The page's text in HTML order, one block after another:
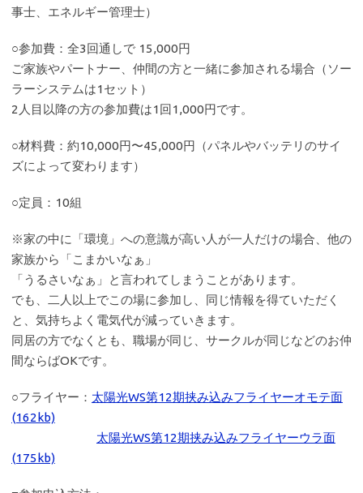
事士、エネルギー管理士）
○参加費：全3回通しで 15,000円
ご家族やパートナー、仲間の方と一緒に参加される場合（ソー
ラーシステムは1セット）
2人目以降の方の参加費は1回1,000円です。
○材料費：約10,000円〜45,000円（パネルやバッテリのサイ
ズによって変わります）
○定員：10組
※家の中に「環境」への意識が高い人が一人だけの場合、他の
家族から「こまかいなぁ」
「うるさいなぁ」と言われてしまうことがあります。
でも、二人以上でこの場に参加し、同じ情報を得ていただく
と、気持ちよく電気代が減っていきます。
同居の方でなくとも、職場が同じ、サークルが同じなどのお仲
間ならばOKです。
○フライヤー： 太陽光WS第12期挟み込みフライヤーオモテ面
(162kb)
太陽光WS第12期挟み込みフライヤーウラ面
(175kb)